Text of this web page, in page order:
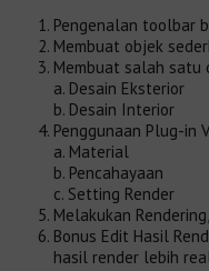
Pengenalan toolbar
Membuat objek
Membuat salah satu
a. Desain Eksterior
b. Desain Interior
Penggunaan Plug-in
a. Material
b. Pencahayaan
c. Setting Render
Melakukan Rendering,
Bonus Edit Hasil
hasil render lebih